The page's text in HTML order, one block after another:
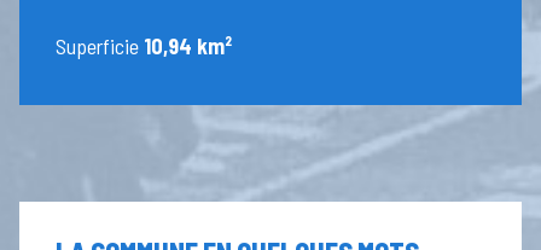
Superficie 10,94 km²